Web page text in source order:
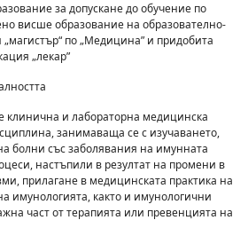
за допускане до обучение по
висше образование на образователно-
по „Медицина” и придобита
„лекар”
клинична и лабораторна медицинска
занимаваща се с изучаването,
болни със заболявания на имунната
настъпили в резултат на промени в
прилагане в медицинската практика на
имунологията, както и имунологични
част от терапията или превенцията на